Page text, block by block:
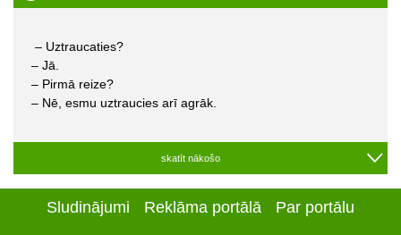
– Uztraucaties?
– Jā.
– Pirmā reize?
– Nē, esmu uztraucies arī agrāk.
skatīt nākošo
Sludinājumi Reklāma portālā Par portālu